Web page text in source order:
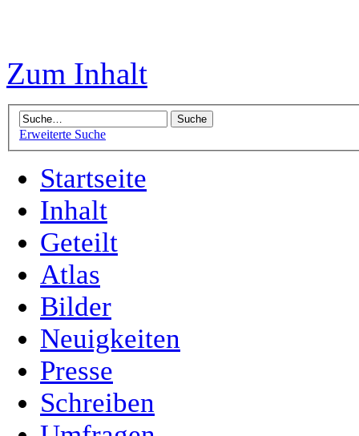
Zum Inhalt
Erweiterte Suche
Startseite
Inhalt
Geteilt
Atlas
Bilder
Neuigkeiten
Presse
Schreiben